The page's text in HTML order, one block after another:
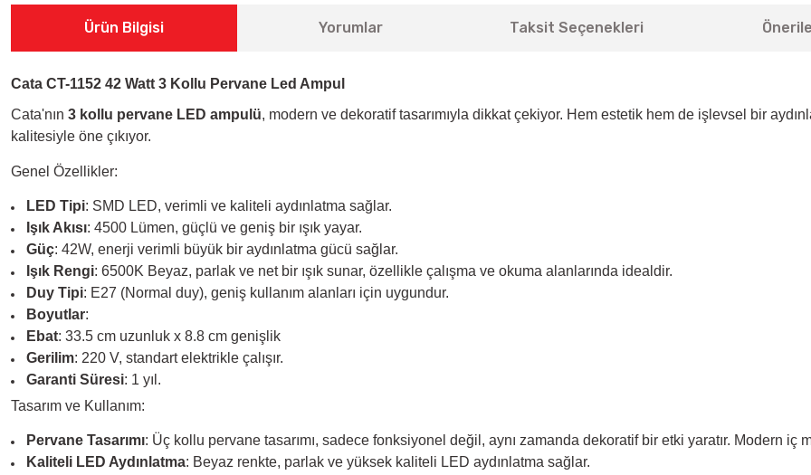
Ürün Bilgisi Yorumlar Taksit Seçenekleri
Cata CT-1152 42 Watt 3 Kollu Pervane Led Ampul
Cata'nın 3 kollu pervane LED ampulü, modern ve dekoratif tasarımıyla dikkat çekiyor. Hem estetik hem de işlevsel bir
kalitesiyle öne çıkıyor.
Genel Özellikler:
LED Tipi: SMD LED, verimli ve kaliteli aydınlatma sağlar.
Işık Akısı: 4500 Lümen, güçlü ve geniş bir ışık yayar.
Güç: 42W, enerji verimli büyük bir aydınlatma gücü sağlar.
Işık Rengi: 6500K Beyaz, parlak ve net bir ışık sunar, özellikle çalışma ve okuma alanlarında idealdir.
Duy Tipi: E27 (Normal duy), geniş kullanım alanları için uygundur.
Boyutlar:
Ebat: 33.5 cm uzunluk x 8.8 cm genişlik
Gerilim: 220 V, standart elektrikle çalışır.
Garanti Süresi: 1 yıl.
Tasarım ve Kullanım:
Pervane Tasarımı: Üç kollu pervane tasarımı, sadece fonksiyonel değil, aynı zamanda dekoratif bir etki yaratır. Modern iç
Kaliteli LED Aydınlatma: Beyaz renkte, parlak ve yüksek kaliteli LED aydınlatma sağlar.